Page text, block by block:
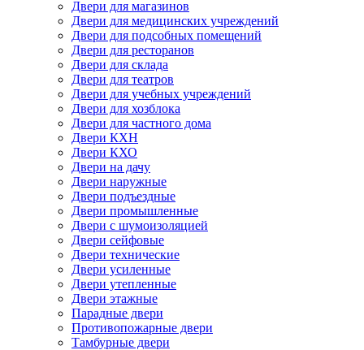
Двери для магазинов
Двери для медицинских учреждений
Двери для подсобных помещений
Двери для ресторанов
Двери для склада
Двери для театров
Двери для учебных учреждений
Двери для хозблока
Двери для частного дома
Двери КХН
Двери КХО
Двери на дачу
Двери наружные
Двери подъездные
Двери промышленные
Двери с шумоизоляцией
Двери сейфовые
Двери технические
Двери усиленные
Двери утепленные
Двери этажные
Парадные двери
Противопожарные двери
Тамбурные двери